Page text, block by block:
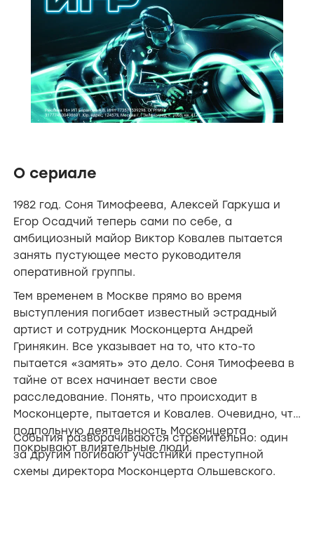
О сериале
1982 год. Соня Тимофеева, Алексей Гаркуша и
Егор Осадчий теперь сами по себе, а
амбициозный майор Виктор Ковалев пытается
занять пустующее место руководителя
оперативной группы.
Тем временем в Москве прямо во время
выступления погибает известный эстрадный
артист и сотрудник Москонцерта Андрей
Гринякин. Все указывает на то, что кто-то
пытается «замять» это дело. Соня Тимофеева в
тайне от всех начинает вести свое
расследование. Понять, что происходит в
Москонцерте, пытается и Ковалев. Очевидно, что
подпольную деятельность Москонцерта
покрывают влиятельные люди.
События разворачиваются стремительно: один
за другим погибают участники преступной
схемы директора Москонцерта Ольшевского.